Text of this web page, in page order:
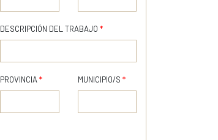
DESCRIPCIÓN DEL TRABAJO *
PROVINCIA * MUNICIPIO/S *